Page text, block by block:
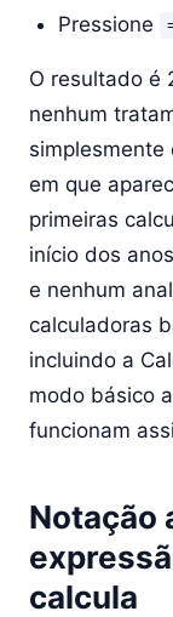
Pressione
O resultado é
nenhum
simplesmente
em que
primeiras
início dos
e nenhum
calculadoras
incluindo a
modo básico
funcionam
Notação
calcula